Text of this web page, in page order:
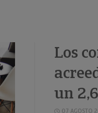
Los
un
07 AGOSTO